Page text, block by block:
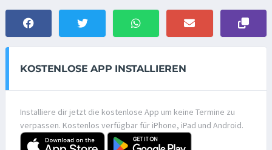
KOSTENLOSE APP INSTALLIEREN
Installiere dir jetzt die kostenlose App um keine Termine zu
verpassen. Kostenlos verfügbar für iPhone, iPad und Android.